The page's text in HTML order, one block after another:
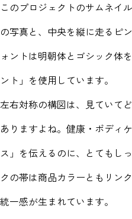
このプロジェクトのサムネイ
の写真と、中央を縦に走るピ
ォントは明朝体とゴシック体
ント」を使用しています。
左右対称の構図は、見ていて
ありますよね。健康・ボディ
ス」を伝えるのに、とてもし
クの帯は商品カラーともリン
統一感が生まれています。